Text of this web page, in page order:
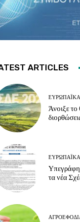
ARTICLES
ΕΥΡΩΠΑΪΚΆ
Άνοιξε
ΕΥΡΩΠΑΪΚΆ
τα νέα